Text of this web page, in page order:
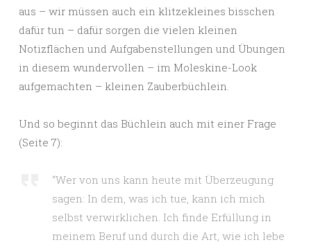
aus – wir müssen auch ein klitzekleines bisschen
dafür tun – dafür sorgen die vielen kleinen
Notizflächen und Aufgabenstellungen und Übungen
in diesem wundervollen – im Moleskine-Look
aufgemachten – kleinen Zauberbüchlein.
Und so beginnt das Büchlein auch mit einer Frage
(Seite 7):
“Wer von uns kann heute mit Überzeugung
sagen: In dem, was ich tue, kann ich mich
selbst verwirklichen. Ich finde Erfüllung in
meinem Beruf und durch die Art, wie ich lebe